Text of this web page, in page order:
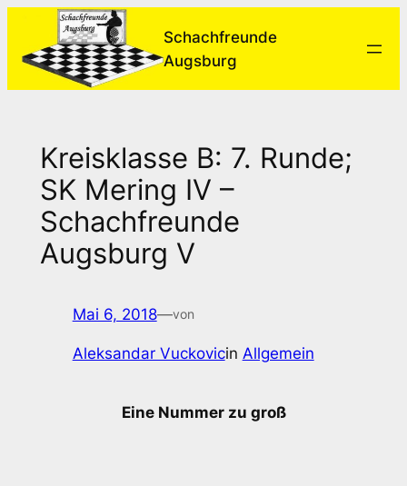
springen
Schachfreunde
Augsburg
Kreisklasse B: 7. Runde;
SK Mering IV –
Schachfreunde
Augsburg V
Mai 6, 2018—von
Aleksandar Vuckovicin Allgemein
Eine Nummer zu groß